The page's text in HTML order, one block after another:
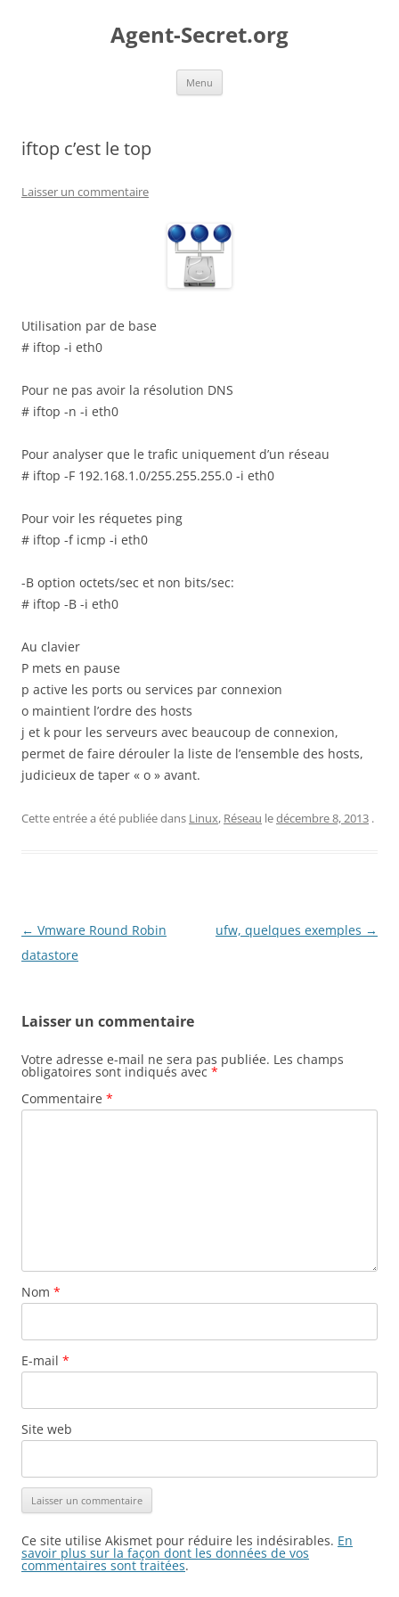
Agent-Secret.org
Menu
iftop c’est le top
Laisser un commentaire
Utilisation par de base
# iftop -i eth0
Pour ne pas avoir la résolution DNS
# iftop -n -i eth0
Pour analyser que le trafic uniquement d’un réseau
# iftop -F 192.168.1.0/255.255.255.0 -i eth0
Pour voir les réquetes ping
# iftop -f icmp -i eth0
-B option octets/sec et non bits/sec:
# iftop -B -i eth0
Au clavier
P mets en pause
p active les ports ou services par connexion
o maintient l’ordre des hosts
j et k pour les serveurs avec beaucoup de connexion,
permet de faire dérouler la liste de l’ensemble des hosts,
judicieux de taper « o » avant.
Cette entrée a été publiée dans Linux, Réseau ledécembre 8, 2013 .
Navigation
des
← Vmware Round Robin
datastore
ufw, quelques exemples →
Laisser un commentaire
Votre adresse e-mail ne sera pas publiée. Les champs
obligatoires sont indiqués avec *
Commentaire *
Nom *
E-mail *
Site web
Ce site utilise Akismet pour réduire les indésirables. En
savoir plus sur la façon dont les données de vos
commentaires sont traitées.